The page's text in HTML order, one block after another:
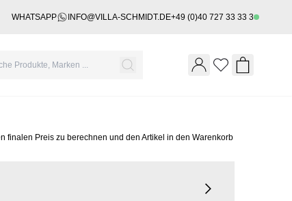
WHATSAPP INFO@VILLA-SCHMIDT.DE+49 (0)40 727 33 33 3
Wishlist
finalen Preis zu berechnen und den Artikel in den Warenkorb